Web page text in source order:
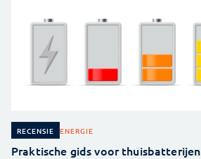
RECENSIE ENERGIE
Praktische gids voor thuisbatterijen